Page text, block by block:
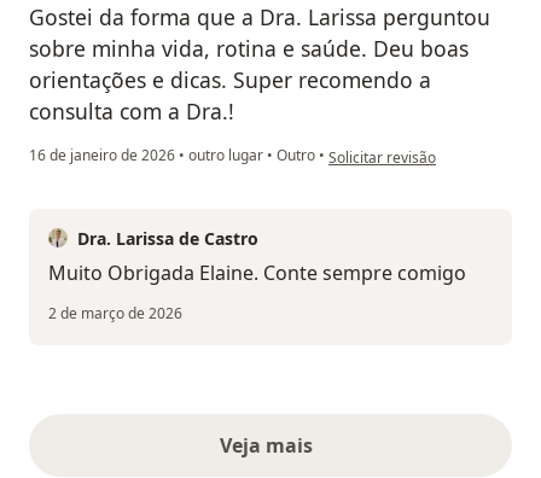
Gostei da forma que a Dra. Larissa perguntou
sobre minha vida, rotina e saúde. Deu boas
orientações e dicas. Super recomendo a
consulta com a Dra.!
16 de janeiro de 2026 • outro lugar • Outro • na opinião do utilizador Elaine
Solicitar revisão
Dra. Larissa de Castro
Muito Obrigada Elaine. Conte sempre comigo
2 de março de 2026
Veja maisopiniões acima